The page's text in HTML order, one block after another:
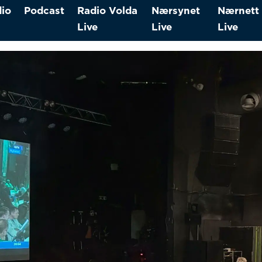
Podcast
Radio Volda
Live
Nærsynet
Live
Nærnett
Live